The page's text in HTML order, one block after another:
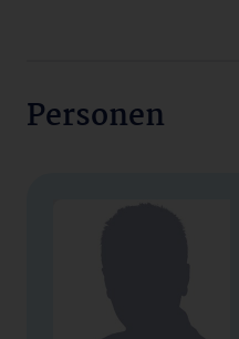
Personen